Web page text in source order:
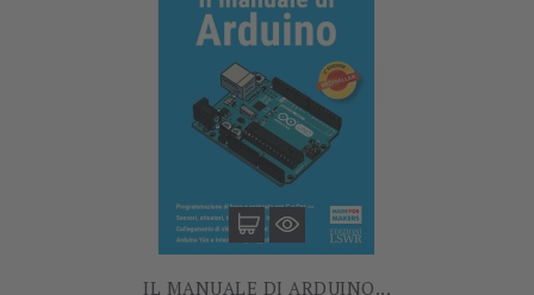
IL MANUALE DI ARDUINO...